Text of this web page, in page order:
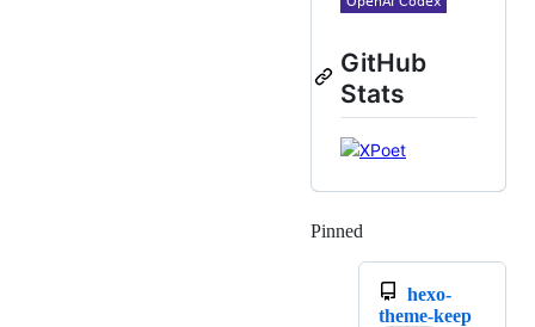
GitHub
Stats
Pinned
hexo-
theme-keep